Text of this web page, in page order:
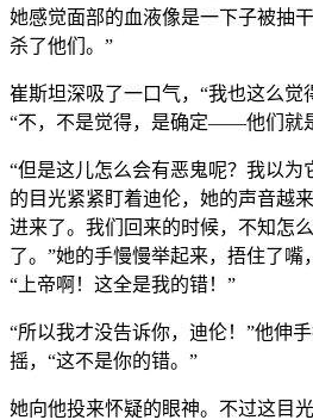
她感觉面部的血液像是一下子被抽
杀了他们。”
崔斯坦深吸了一口气，“我也这么觉
“不，不是觉得，是确定——他们就
“但是这儿怎么会有恶鬼呢？我以
的目光紧紧盯着迪伦，她的声音越
进来了。我们回来的时候，不知怎
了。”她的手慢慢举起来，捂住了嘴
“上帝啊！这全是我的错！”
“所以我才没告诉你，迪伦！”他伸
摇，“这不是你的错。”
她向他投来怀疑的眼神。不过这目